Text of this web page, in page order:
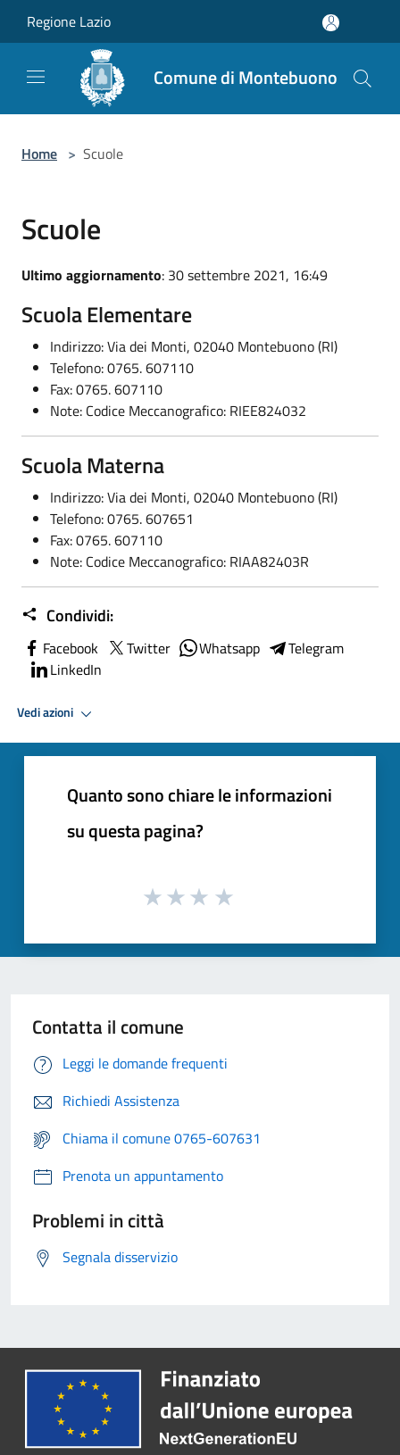
Regione Lazio
Comune di Montebuono
Home > Scuole
Scuole
Ultimo aggiornamento: 30 settembre 2021, 16:49
Scuola Elementare
Indirizzo: Via dei Monti, 02040 Montebuono (RI)
Telefono: 0765. 607110
Fax: 0765. 607110
Note: Codice Meccanografico: RIEE824032
Scuola Materna
Indirizzo: Via dei Monti, 02040 Montebuono (RI)
Telefono: 0765. 607651
Fax: 0765. 607110
Note: Codice Meccanografico: RIAA82403R
Condividi:
Facebook Twitter Whatsapp
Telegram
LinkedIn
Vedi azioni
Quanto sono chiare le informazioni
su questa pagina?
Contatta il comune
Leggi le domande frequenti
Richiedi Assistenza
Chiama il comune 0765-607631
Prenota un appuntamento
Problemi in città
Segnala disservizio